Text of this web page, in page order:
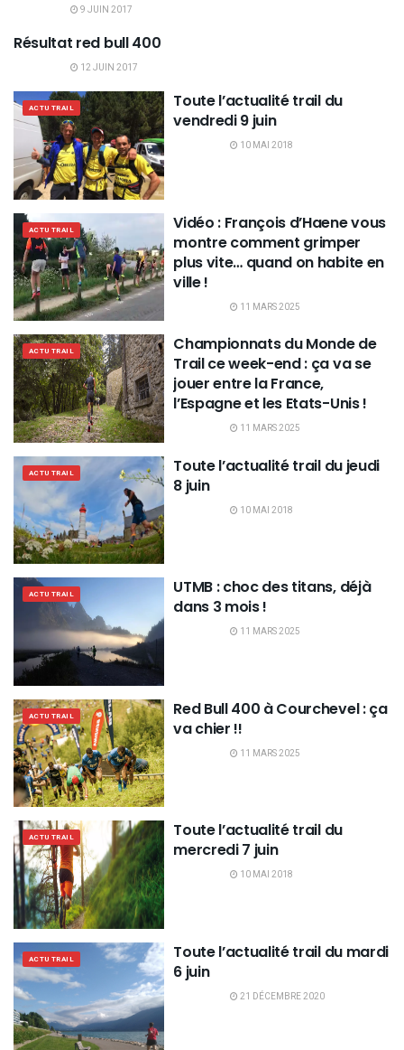
9 JUIN 2017
RÉSULTATS TRAILS
Résultat red bull 400
12 JUIN 2017
ACTU TRAIL
Toute l’actualité trail du
vendredi 9 juin
10 MAI 2018
ACTU TRAIL
Vidéo : François d’Haene vous
montre comment grimper
plus vite… quand on habite en
ville !
11 MARS 2025
ACTU TRAIL
Championnats du Monde de
Trail ce week-end : ça va se
jouer entre la France,
l’Espagne et les Etats-Unis !
11 MARS 2025
ACTU TRAIL
Toute l’actualité trail du jeudi
8 juin
10 MAI 2018
ACTU TRAIL
UTMB : choc des titans, déjà
dans 3 mois !
11 MARS 2025
ACTU TRAIL
Red Bull 400 à Courchevel : ça
va chier !!
11 MARS 2025
ACTU TRAIL
Toute l’actualité trail du
mercredi 7 juin
10 MAI 2018
ACTU TRAIL
Toute l’actualité trail du mardi
6 juin
21 DÉCEMBRE 2020